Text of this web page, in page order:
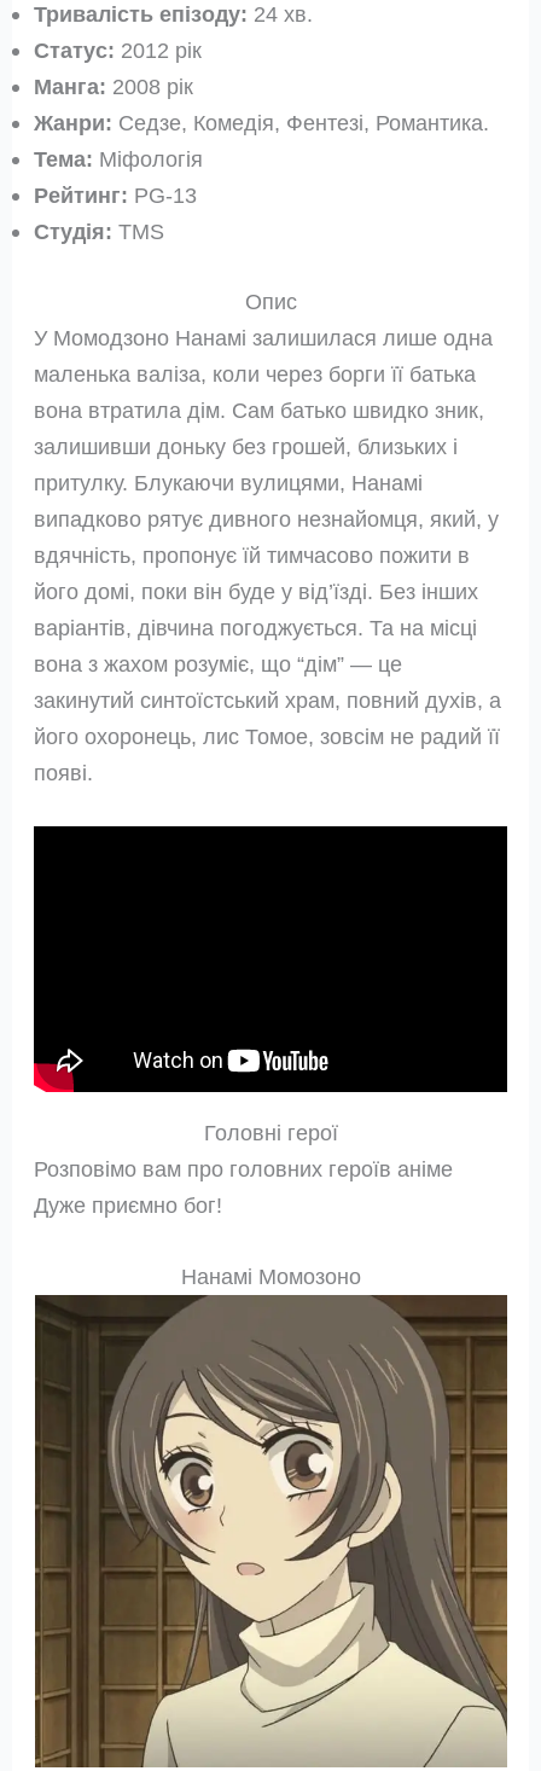
Тривалість епізоду: 24 хв.
Статус: 2012 рік
Манга: 2008 рік
Жанри: Седзе, Комедія, Фентезі, Романтика.
Тема: Міфологія
Рейтинг: PG-13
Студія: TMS
Опис
У Момодзоно Нанамі залишилася лише одна
маленька валіза, коли через борги її батька
вона втратила дім. Сам батько швидко зник,
залишивши доньку без грошей, близьких і
притулку. Блукаючи вулицями, Нанамі
випадково рятує дивного незнайомця, який, у
вдячність, пропонує їй тимчасово пожити в
його домі, поки він буде у від’їзді. Без інших
варіантів, дівчина погоджується. Та на місці
вона з жахом розуміє, що “дім” — це
закинутий синтоїстський храм, повний духів, а
його охоронець, лис Томое, зовсім не радий її
появі.
Головні герої
Розповімо вам про головних героїв аніме
Дуже приємно бог!
Нанамі Момозоно